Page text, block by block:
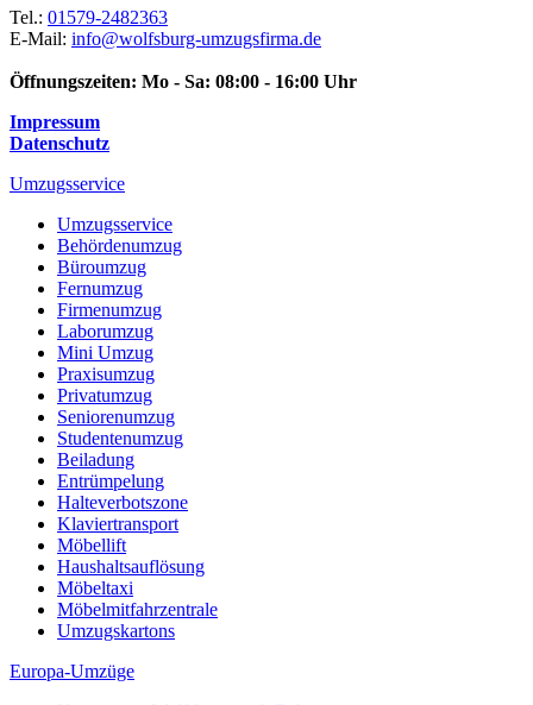
Halteverbotszone
Klaviertransport
Haushaltsauflösung
Möbelmitfahrzentrale
Umzugskartons
Europa-Umzüge
Umzug von Wolfsburg nach Belarus
Umzug von Wolfsburg nach Belgien
Umzug von Wolfsburg nach Bulgarien
Umzug von Wolfsburg nach Dänemark
Umzug von Wolfsburg nach England
Umzug von Wolfsburg nach Portugal
Umzug von Wolfsburg nach Bosnien und Herzegowina
Umzug von Wolfsburg nach Irland
Umzug von Wolfsburg nach Lettland
Umzug von Wolfsburg nach Zypern
Umzug von Wolfsburg nach Kroatien
Umzug von Wolfsburg nach Estland
Umzug von Wolfsburg nach Finnland
Umzug von Wolfsburg nach Frankreich
Umzug von Wolfsburg nach Griechenland
Umzug von Wolfsburg nach Italien
Umzug von Wolfsburg nach Liechtenstein
Umzug von Wolfsburg nach Luxemburg
Umzug von Wolfsburg nach Niederlande
Umzug von Wolfsburg nach Norwegen
Umzüge-Deutschlandweit